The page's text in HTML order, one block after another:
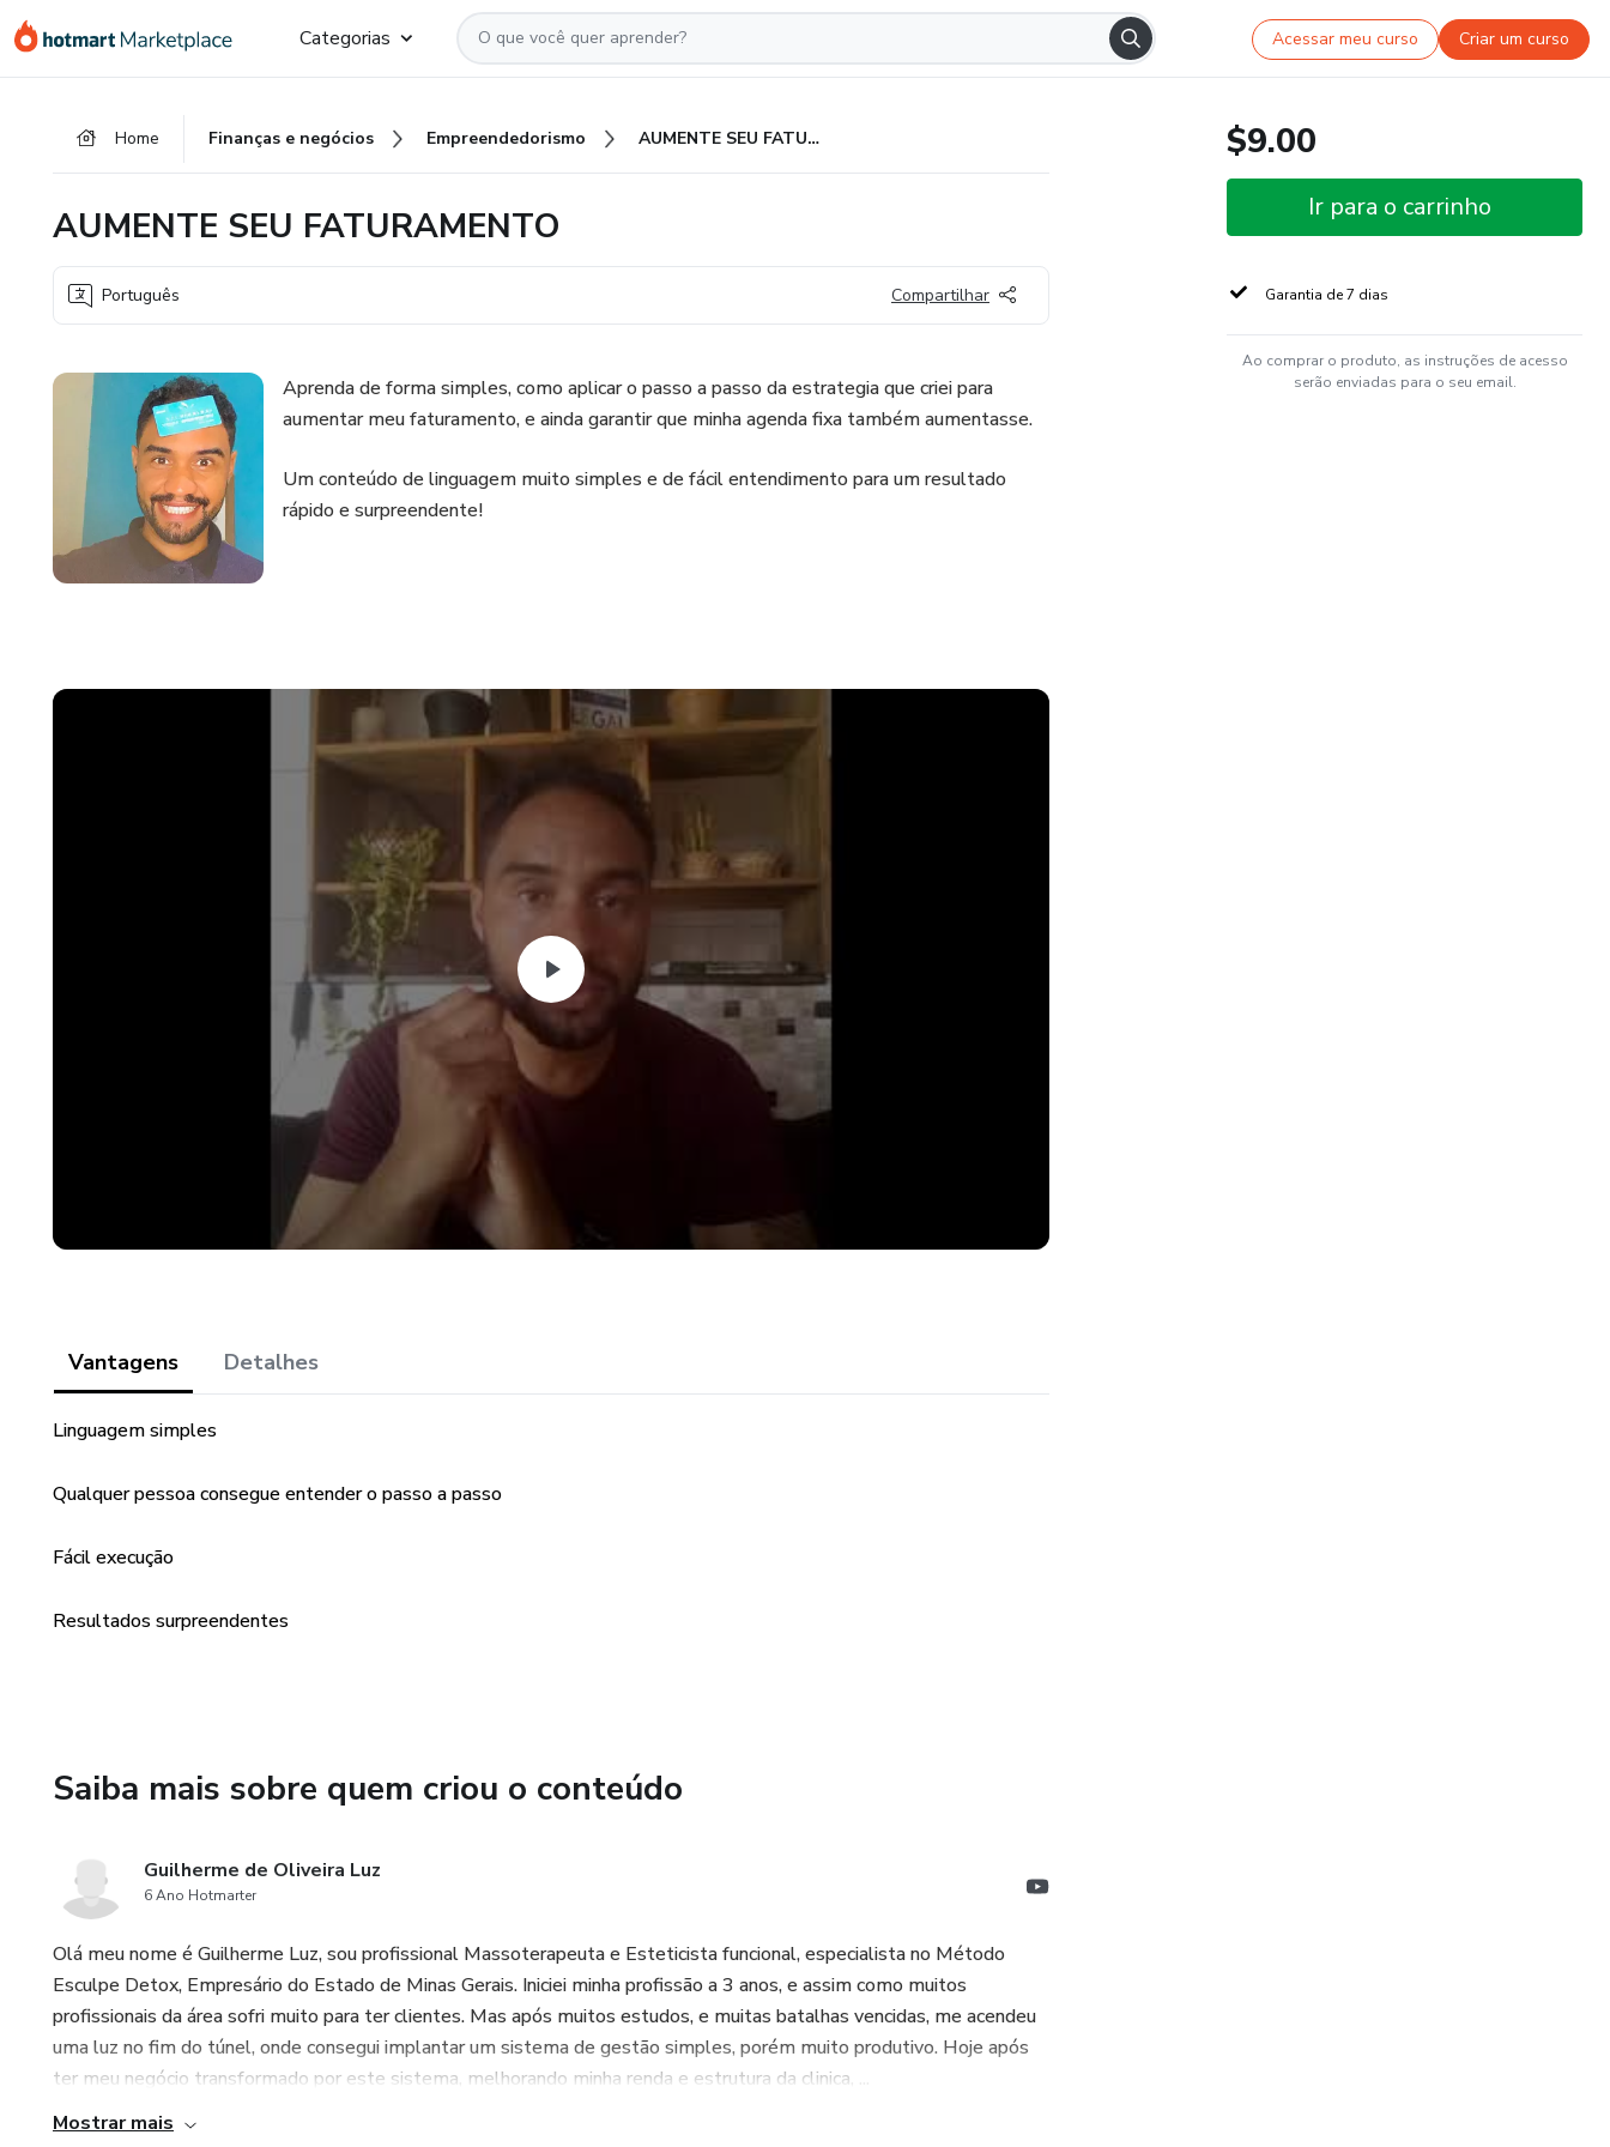
para
para
para
Categorias Acessar meu curso Criar um curso
Home Finanças e negócios Empreendedorismo AUMENTE SEU FATURAMENTO
AUMENTE SEU FATURAMENTO
Português Compartilhar
Aprenda de forma simples, como aplicar o passo a passo da estrategia que criei para
aumentar meu faturamento, e ainda garantir que minha agenda fixa também aumentasse.
Um conteúdo de linguagem muito simples e de fácil entendimento para um resultado
rápido e surpreendente!
Vantagens Detalhes
Linguagem simples
Qualquer pessoa consegue entender o passo a passo
Fácil execução
Resultados surpreendentes
Saiba mais sobre quem criou o conteúdo
Guilherme de Oliveira Luz
6 Ano Hotmarter
Olá meu nome é Guilherme Luz, sou profissional Massoterapeuta e Esteticista funcional, especialista no Método
Esculpe Detox, Empresário do Estado de Minas Gerais. Iniciei minha profissão a 3 anos, e assim como muitos
profissionais da área sofri muito para ter clientes. Mas após muitos estudos, e muitas batalhas vencidas, me acendeu
uma luz no fim do túnel, onde consegui implantar um sistema de gestão simples, porém muito produtivo. Hoje após
ter meu negócio transformado por este sistema, melhorando minha renda e estrutura da clinica, ...
Mostrar mais
$9.00
Ir para o carrinho
Garantia de 7 dias
Ao comprar o produto, as instruções de acesso
serão enviadas para o seu email.